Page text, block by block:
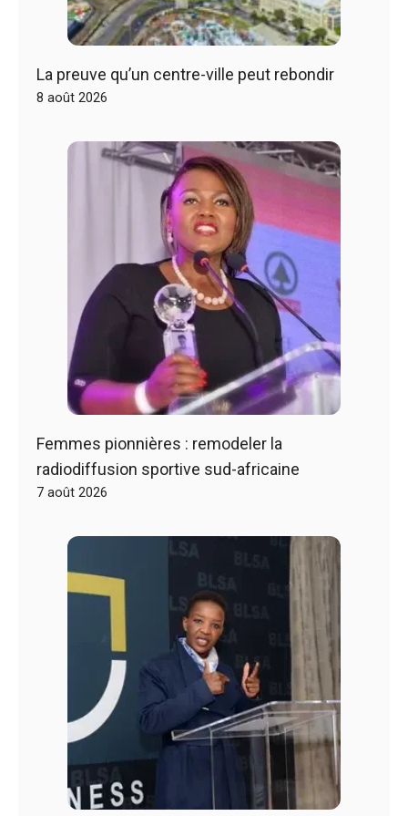
La preuve qu’un centre-ville peut rebondir
8 août 2026
Femmes pionnières : remodeler la
radiodiffusion sportive sud-africaine
7 août 2026